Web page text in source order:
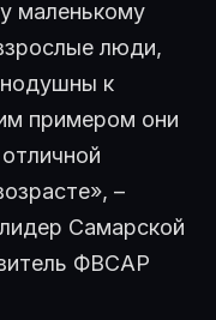
маленькому
люди,
к
примером они
–
Самарской
ФВСАР